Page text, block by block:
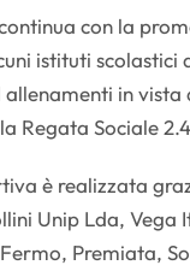
con la
istituti
allenamenti in
Regata Sociale
è realizzata
Unip Lda, Vega
Premiata,